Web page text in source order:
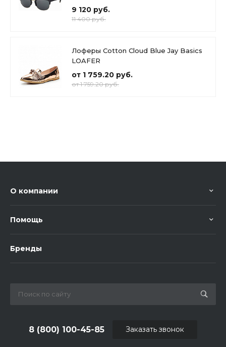
9 120 руб.
11 400 руб.
Лоферы Cotton Cloud Blue Jay Basics
LOAFER
от 1 759.20 руб.
от 1 759.20 руб.
О компании
Помощь
Бренды
8 (800) 100-45-85 Заказать звонок